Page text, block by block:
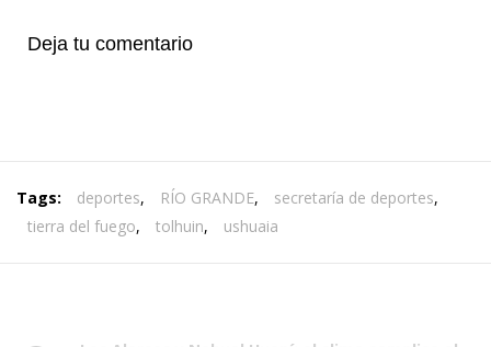
Deja tu comentario
Tags: deportes, RÍO GRANDE, secretaría de deportes,
tierra del fuego, tolhuin, ushuaia